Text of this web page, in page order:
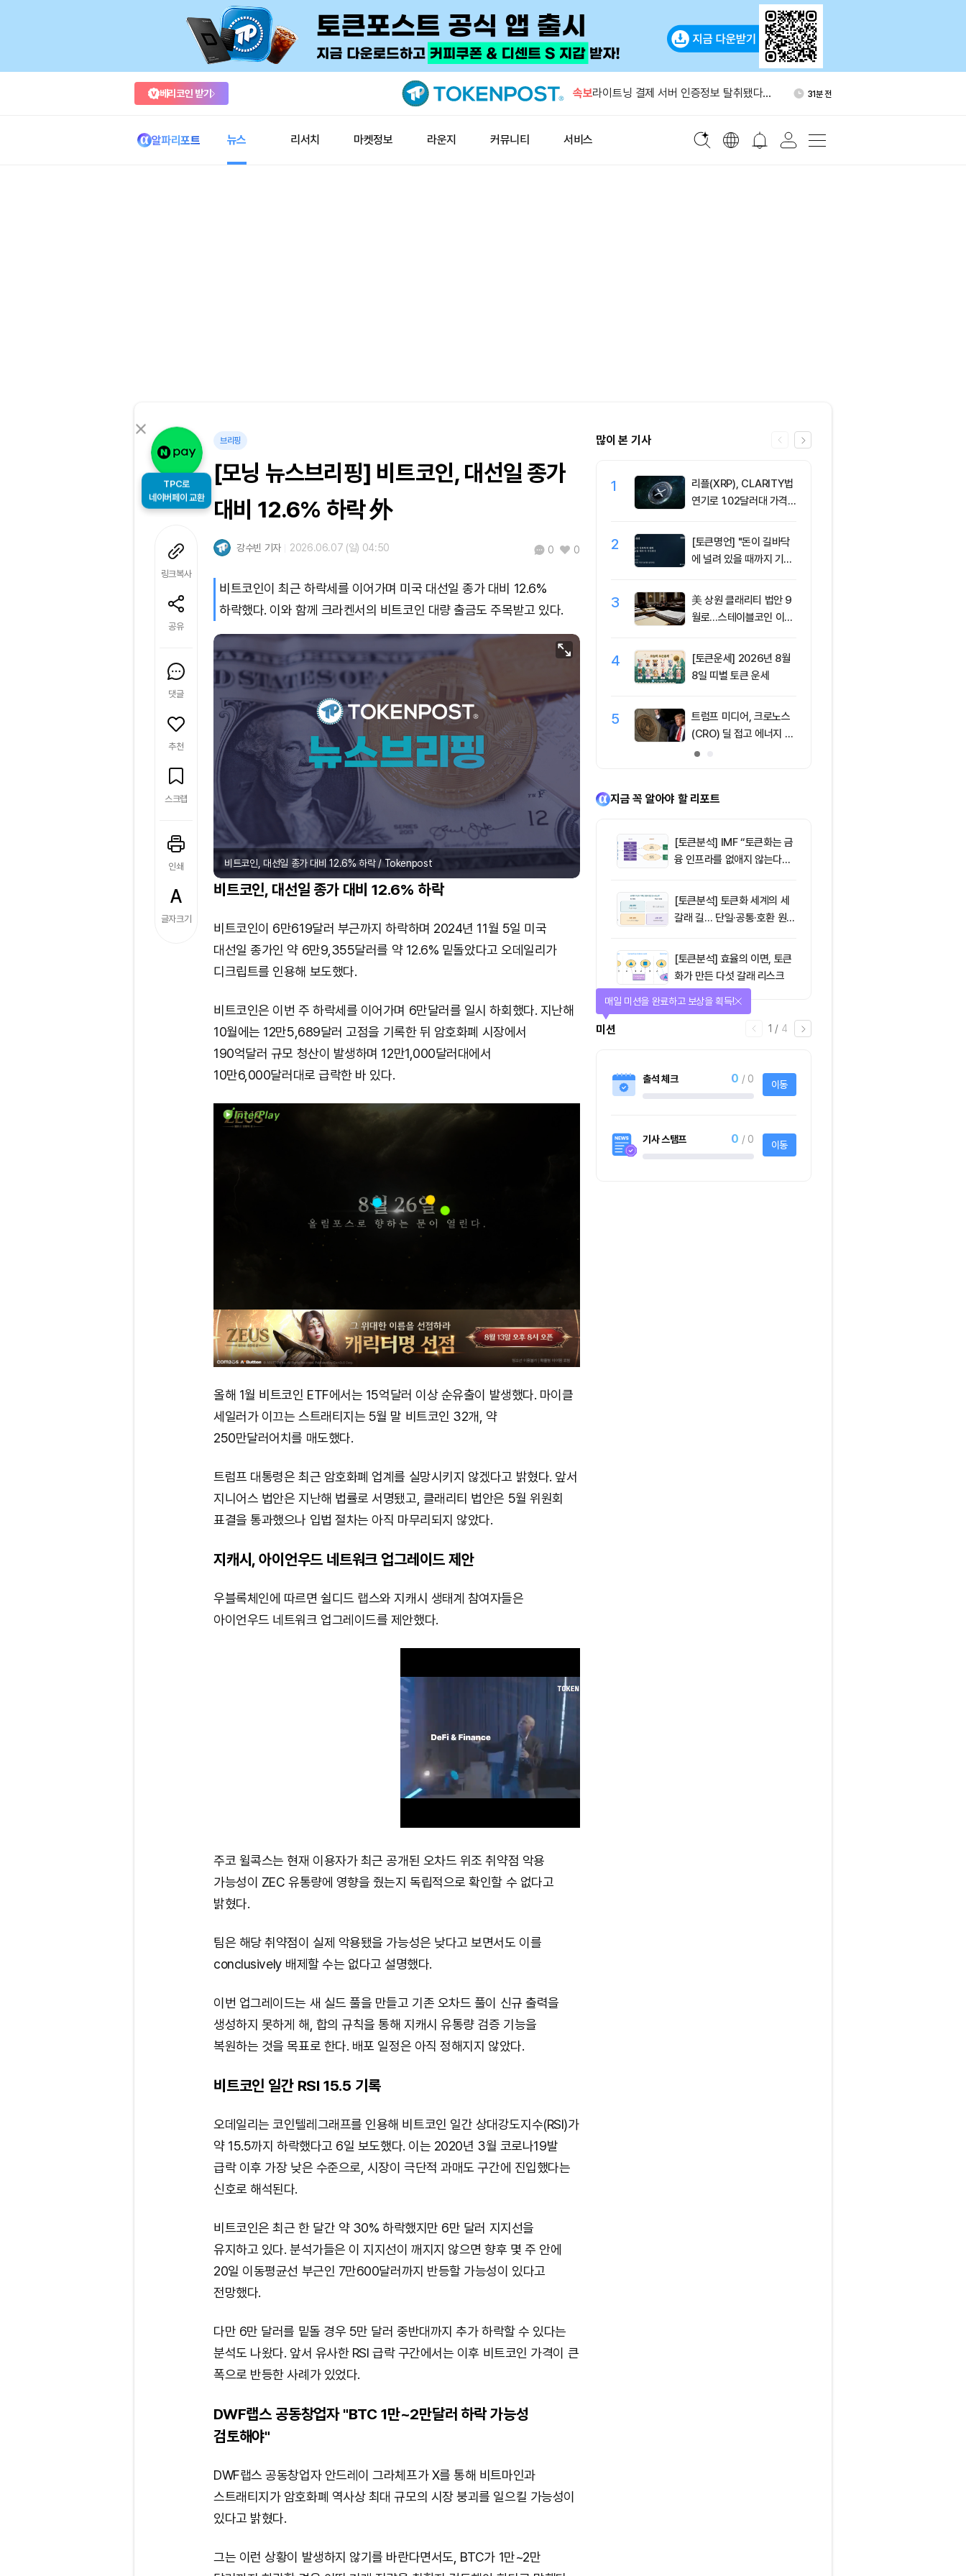
베리코인 받기 속보
IMF '자국통화 코인, 달러 스테이블코인
1시간 전
라이트닝 결제 서버 인증정보 탈취됐다…
31분 전
알파리포트 뉴스 리서치 마켓정보 라운지 커뮤니티 서비스
TPC로
네이버페이 교환
링크복사
공유
댓글
추천
스크랩
인쇄
글자크기
브리핑
[모닝 뉴스브리핑] 비트코인, 대선일 종가
대비 12.6% 하락 外
강수빈 기자 2026.06.07 (일) 04:50 0 0
비트코인이 최근 하락세를 이어가며 미국 대선일 종가 대비 12.6%
하락했다. 이와 함께 크라켄서의 비트코인 대량 출금도 주목받고 있다.
비트코인, 대선일 종가 대비 12.6% 하락 / Tokenpost
비트코인, 대선일 종가 대비 12.6% 하락
비트코인이 6만619달러 부근까지 하락하며 2024년 11월 5일 미국
대선일 종가인 약 6만9,355달러를 약 12.6% 밑돌았다고 오데일리가
디크립트를 인용해 보도했다.
비트코인은 이번 주 하락세를 이어가며 6만달러를 일시 하회했다. 지난해
10월에는 12만5,689달러 고점을 기록한 뒤 암호화폐 시장에서
190억달러 규모 청산이 발생하며 12만1,000달러대에서
10만6,000달러대로 급락한 바 있다.
올해 1월 비트코인 ETF에서는 15억달러 이상 순유출이 발생했다. 마이클
세일러가 이끄는 스트래티지는 5월 말 비트코인 32개, 약
250만달러어치를 매도했다.
트럼프 대통령은 최근 암호화폐 업계를 실망시키지 않겠다고 밝혔다. 앞서
지니어스 법안은 지난해 법률로 서명됐고, 클래리티 법안은 5월 위원회
표결을 통과했으나 입법 절차는 아직 마무리되지 않았다.
지캐시, 아이언우드 네트워크 업그레이드 제안
우블록체인에 따르면 쉴디드 랩스와 지캐시 생태계 참여자들은
아이언우드 네트워크 업그레이드를 제안했다.
주코 윌콕스는 현재 이용자가 최근 공개된 오차드 위조 취약점 악용
가능성이 ZEC 유통량에 영향을 줬는지 독립적으로 확인할 수 없다고
밝혔다.
팀은 해당 취약점이 실제 악용됐을 가능성은 낮다고 보면서도 이를
conclusively 배제할 수는 없다고 설명했다.
이번 업그레이드는 새 실드 풀을 만들고 기존 오차드 풀이 신규 출력을
생성하지 못하게 해, 합의 규칙을 통해 지캐시 유통량 검증 기능을
복원하는 것을 목표로 한다. 배포 일정은 아직 정해지지 않았다.
비트코인 일간 RSI 15.5 기록
오데일리는 코인텔레그래프를 인용해 비트코인 일간 상대강도지수(RSI)가
약 15.5까지 하락했다고 6일 보도했다. 이는 2020년 3월 코로나19발
급락 이후 가장 낮은 수준으로, 시장이 극단적 과매도 구간에 진입했다는
신호로 해석된다.
비트코인은 최근 한 달간 약 30% 하락했지만 6만 달러 지지선을
유지하고 있다. 분석가들은 이 지지선이 깨지지 않으면 향후 몇 주 안에
20일 이동평균선 부근인 7만600달러까지 반등할 가능성이 있다고
전망했다.
다만 6만 달러를 밑돌 경우 5만 달러 중반대까지 추가 하락할 수 있다는
분석도 나왔다. 앞서 유사한 RSI 급락 구간에서는 이후 비트코인 가격이 큰
폭으로 반등한 사례가 있었다.
DWF랩스 공동창업자 "BTC 1만~2만달러 하락 가능성
검토해야"
DWF랩스 공동창업자 안드레이 그라체프가 X를 통해 비트마인과
스트래티지가 암호화폐 역사상 최대 규모의 시장 붕괴를 일으킬 가능성이
있다고 밝혔다.
그는 이런 상황이 발생하지 않기를 바란다면서도, BTC가 1만~2만
많이 본 기사
1
리플(XRP), CLARITY법
연기로 1.02달러대 가격
2
[토큰명언] "돈이 길바닥
에 널려 있을 때까지 기다
3
美 상원 클래리티 법안 9
월로…스테이블코인 이자
4
[토큰운세] 2026년 8월
8일 띠별 토큰 운세
5
트럼프 미디어, 크로노스
(CRO) 딜 접고 에너지 합
병에 집중
지금 꼭 알아야 할 리포트
[토큰분석] IMF “토큰화는 금
융 인프라를 없애지 않는다…
뿐”
[토큰분석] 토큰화 세계의 세
갈래 길… 단일·공통·호환 원장
명
[토큰분석] 효율의 이면, 토큰
화가 만든 다섯 갈래 리스크
1 / 4
미션
매일 미션을 완료하고 보상을 획득!
출석 체크 0 / 0 이동
기사 스탬프 0 / 0 이동